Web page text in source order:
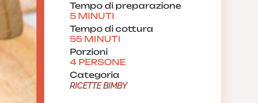
Tempo di preparazione
5 MINUTI
Tempo di cottura
55 MINUTI
Porzioni
4 PERSONE
Categoria
RICETTE BIMBY